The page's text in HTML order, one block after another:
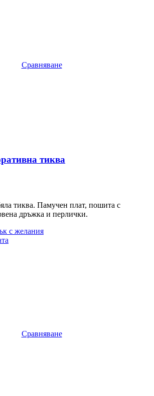
Сравняване
тиква
тиква. Памучен плат, пошита с
дръжка и перлички.
с желания
Сравняване